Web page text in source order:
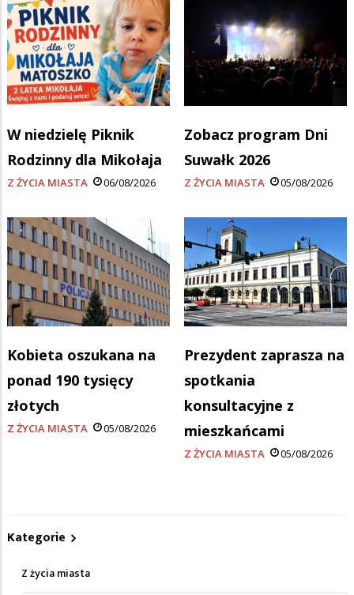
W niedzielę Piknik
Rodzinny dla Mikołaja
Z ŻYCIA MIASTA 06/08/2026
Zobacz program Dni
Suwałk 2026
Z ŻYCIA MIASTA 05/08/2026
Kobieta oszukana na
ponad 190 tysięcy
złotych
Z ŻYCIA MIASTA 05/08/2026
Prezydent zaprasza na
spotkania
konsultacyjne z
mieszkańcami
Z ŻYCIA MIASTA 05/08/2026
Kategorie
Z życia miasta